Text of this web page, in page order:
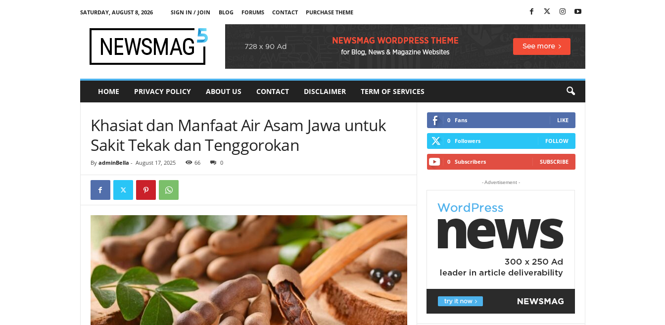
SATURDAY, AUGUST 8, 2026 SIGN IN / JOIN BLOG FORUMS CONTACT
PURCHASE THEME
HOME PRIVACY POLICY ABOUT US CONTACT DISCLAIMER TERM OF SERVICES
Khasiat dan Manfaat Air Asam Jawa untuk
Sakit Tekak dan Tenggorokan
By adminBella - August 17, 2025 66 0
0 Fans LIKE
0 Followers FOLLOW
0 Subscribers SUBSCRIBE
- Advertisement -